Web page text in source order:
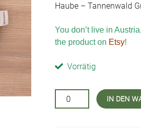
Haube – Tannenwald
You don’t live in
the product on Etsy!
Vorrätig
Haube:
Tannenwald
IN DEN